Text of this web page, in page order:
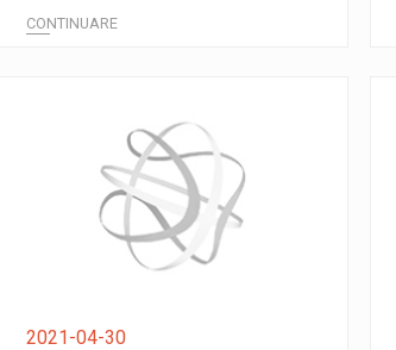
CONTINUARE
2021-04-30